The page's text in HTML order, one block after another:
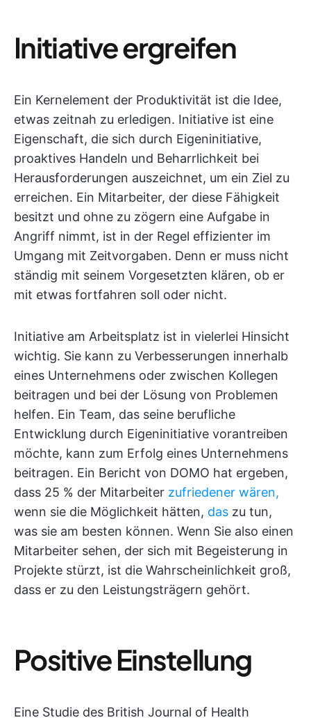
Initiative ergreifen
Ein Kernelement der Produktivität ist die Idee,
etwas zeitnah zu erledigen. Initiative ist eine
Eigenschaft, die sich durch Eigeninitiative,
proaktives Handeln und Beharrlichkeit bei
Herausforderungen auszeichnet, um ein Ziel zu
erreichen. Ein Mitarbeiter, der diese Fähigkeit
besitzt und ohne zu zögern eine Aufgabe in
Angriff nimmt, ist in der Regel effizienter im
Umgang mit Zeitvorgaben. Denn er muss nicht
ständig mit seinem Vorgesetzten klären, ob er
mit etwas fortfahren soll oder nicht.
Initiative am Arbeitsplatz ist in vielerlei Hinsicht
wichtig. Sie kann zu Verbesserungen innerhalb
eines Unternehmens oder zwischen Kollegen
beitragen und bei der Lösung von Problemen
helfen. Ein Team, das seine berufliche
Entwicklung durch Eigeninitiative vorantreiben
möchte, kann zum Erfolg eines Unternehmens
beitragen. Ein Bericht von DOMO hat ergeben,
dass 25 % der Mitarbeiter zufriedener wären,
wenn sie die Möglichkeit hätten, das zu tun,
was sie am besten können. Wenn Sie also einen
Mitarbeiter sehen, der sich mit Begeisterung in
Projekte stürzt, ist die Wahrscheinlichkeit groß,
dass er zu den Leistungsträgern gehört.
Positive Einstellung
Eine Studie des British Journal of Health